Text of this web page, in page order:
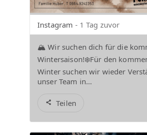
Instagram - 1 Tag zuvor
🏔️ Wir suchen dich für die
Wintersaison!❄️Für den
Winter suchen wir wieder
unser Team in...
Teilen